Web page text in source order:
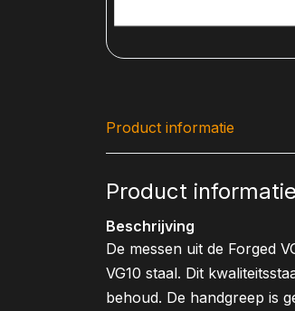
Product informatie
Product informatie
Beschrijving
De messen uit de Forged
VG10 staal. Dit
behoud. De handgreep is